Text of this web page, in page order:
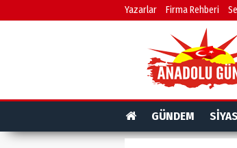
Yazarlar Firma Rehberi
GÜNDEM